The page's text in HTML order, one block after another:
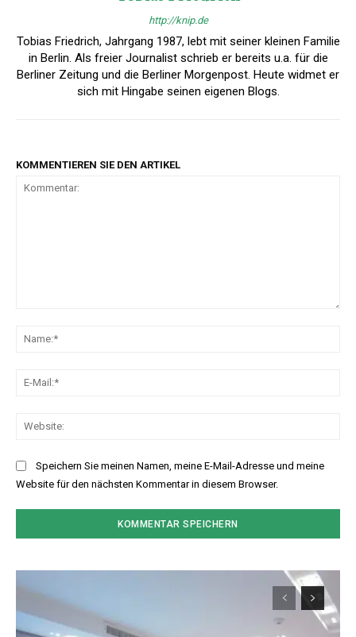
http://knip.de
Tobias Friedrich, Jahrgang 1987, lebt mit seiner kleinen Familie
in Berlin. Als freier Journalist schrieb er bereits u.a. für die
Berliner Zeitung und die Berliner Morgenpost. Heute widmet er
sich mit Hingabe seinen eigenen Blogs.
KOMMENTIEREN SIE DEN ARTIKEL
Speichern Sie meinen Namen, meine E-Mail-Adresse und meine
Website für den nächsten Kommentar in diesem Browser.